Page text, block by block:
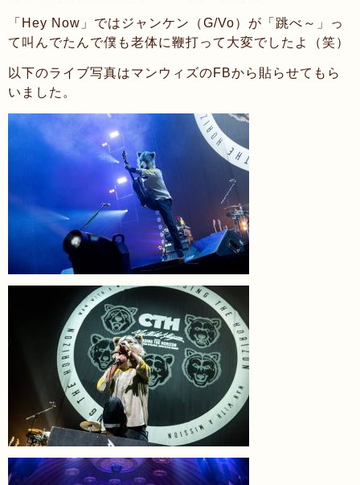
「Hey Now」ではジャンケン（G/Vo）が「跳べ～」っ
て叫んでたんで僕も老体に鞭打って大変でしたよ（笑）
以下のライブ写真はマンウィズのFBから貼らせてもら
いました。